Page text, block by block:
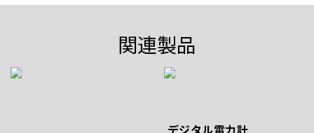
関連製品
デジタル電力計